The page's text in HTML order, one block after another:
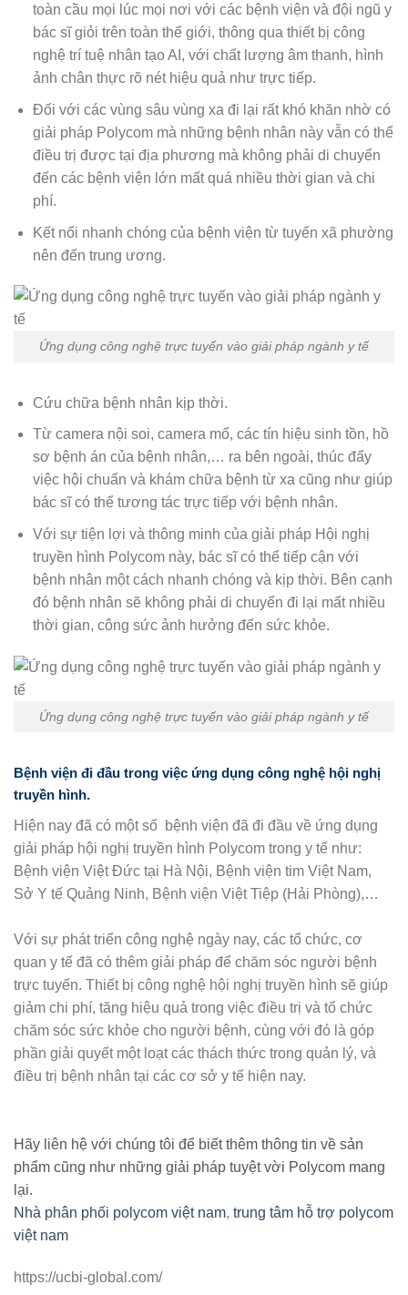
toàn cầu mọi lúc mọi nơi với các bệnh viện và đội ngũ y
bác sĩ giỏi trên toàn thế giới, thông qua thiết bị công
nghệ trí tuệ nhân tạo AI, với chất lượng âm thanh, hình
ảnh chân thực rõ nét hiệu quả như trực tiếp.
Đối với các vùng sâu vùng xa đi lại rất khó khăn nhờ có
giải pháp Polycom mà những bệnh nhân này vẫn có thể
điều trị được tại địa phương mà không phải di chuyển
đến các bệnh viện lớn mất quá nhiều thời gian và chi
phí.
Kết nối nhanh chóng của bệnh viện từ tuyến xã phường
nên đến trung ương.
Ứng dụng công nghệ trực tuyến vào giải pháp ngành y tế
Cứu chữa bệnh nhân kịp thời.
Từ camera nội soi, camera mổ, các tín hiệu sinh tồn, hồ
sơ bệnh án của bệnh nhân,… ra bên ngoài, thúc đẩy
việc hội chuẩn và khám chữa bệnh từ xa cũng như giúp
bác sĩ có thể tương tác trực tiếp với bệnh nhân.
Với sự tiện lợi và thông minh của giải pháp Hội nghị
truyền hình Polycom này, bác sĩ có thể tiếp cận với
bệnh nhân một cách nhanh chóng và kịp thời. Bên cạnh
đó bệnh nhân sẽ không phải di chuyển đi lại mất nhiều
thời gian, công sức ảnh hưởng đến sức khỏe.
Ứng dụng công nghệ trực tuyến vào giải pháp ngành y tế
Bệnh viện đi đầu trong việc ứng dụng công nghệ hội nghị
truyền hình.
Hiện nay đã có một số bệnh viện đã đi đầu về ứng dụng
giải pháp hội nghị truyền hình Polycom trong y tế như:
Bệnh viện Việt Đức tại Hà Nội, Bệnh viện tim Việt Nam,
Sở Y tế Quảng Ninh, Bệnh viện Việt Tiệp (Hải Phòng),…
Với sự phát triển công nghệ ngày nay, các tổ chức, cơ
quan y tế đã có thêm giải pháp để chăm sóc người bệnh
trực tuyến. Thiết bị công nghệ hội nghị truyền hình sẽ giúp
giảm chi phí, tăng hiệu quả trong việc điều trị và tổ chức
chăm sóc sức khỏe cho người bệnh, cùng với đó là góp
phần giải quyết một loạt các thách thức trong quản lý, và
điều trị bệnh nhân tại các cơ sở y tế hiện nay.
Hãy liên hệ với chúng tôi để biết thêm thông tin về sản
phẩm cũng như những giải pháp tuyệt vời Polycom mang
lại.
Nhà phân phối polycom việt nam, trung tâm hỗ trợ polycom
việt nam
https://ucbi-global.com/